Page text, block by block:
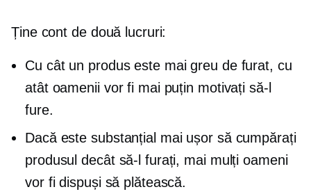
Ține cont de două lucruri:
Cu cât un produs este mai greu de furat, cu
atât oamenii vor fi mai puțin motivați să-l
fure.
Dacă este substanțial mai ușor să cumpărați
produsul decât să-l furați, mai mulți oameni
vor fi dispuși să plătească.